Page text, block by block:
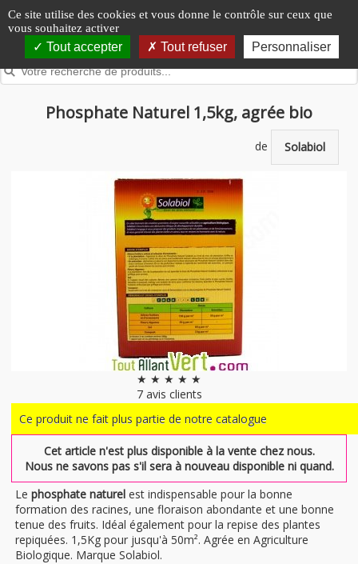
Panneau de gestion des cookies
Ce site utilise des cookies et vous donne le contrôle sur ceux que
vous souhaitez activer
Tout accepter Tout refuser Personnaliser
Phosphate Naturel 1,5kg, agrée bio
de Solabiol
★ ★ ★ ★ ★
7avis clients
Ce produit ne fait plus partie de notre catalogue
Cet article n'est plus disponible à la vente chez nous.
Nous ne savons pas s'il sera à nouveau disponible ni quand.
Le phosphate naturel est indispensable pour la bonne
formation des racines, une floraison abondante et une bonne
tenue des fruits. Idéal également pour la repise des plantes
repiquées. 1,5Kg pour jusqu'à 50m². Agrée en Agriculture
Biologique. Marque Solabiol.